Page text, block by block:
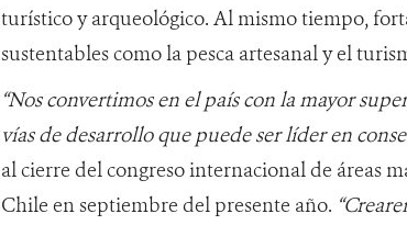
turístico y arqueológico. Al mismo tiempo,
sustentables como la pesca artesanal y el
“Nos convertimos en el país con la mayor
vías de desarrollo que puede ser líder en
al cierre del congreso internacional de áreas
Chile en septiembre del presente año.